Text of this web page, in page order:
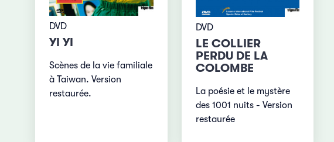
DVD
YI YI
Scènes de la vie familiale
à Taiwan. Version
restaurée.
DVD
LE COLLIER
PERDU DE LA
COLOMBE
La poésie et le mystère
des 1001 nuits - Version
restaurée